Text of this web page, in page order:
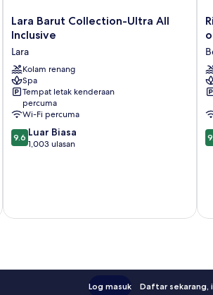
Lara
Barut
Ultra
All
Inclusive
Lara
Lara Barut Collection-Ultra All
Inclusive
Lara
Kolam renang
Spa
Tempat letak kenderaan
percuma
Wi-Fi percuma
9.6
daripada
9.6 Luar Biasa
1,003 ulasan
-
of
Log masuk Daftar sekarang,